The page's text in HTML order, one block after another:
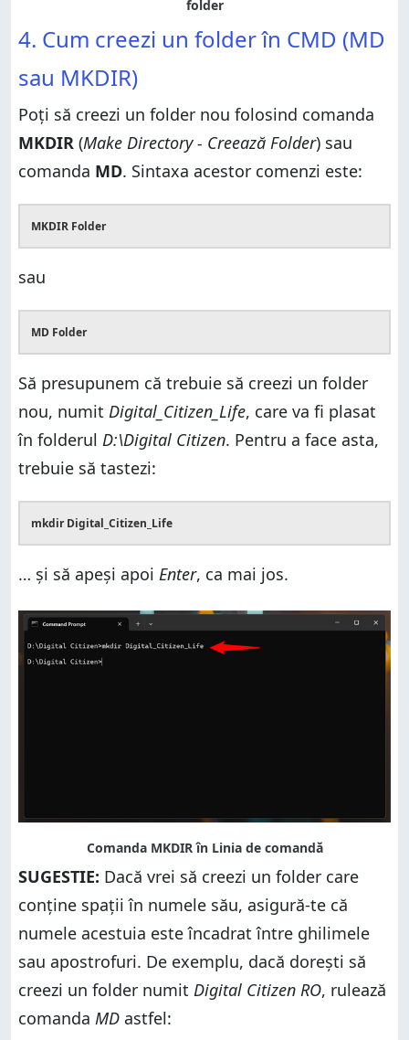
4. Cum creezi un folder în CMD (MD
sau MKDIR)
Poți să creezi un folder nou folosind comanda
MKDIR (Make Directory - Creează Folder) sau
comanda MD. Sintaxa acestor comenzi este:
MKDIR Folder
sau
MD Folder
Să presupunem că trebuie să creezi un folder
nou, numit Digital_Citizen_Life, care va fi plasat
în folderul D:\Digital Citizen. Pentru a face asta,
trebuie să tastezi:
mkdir Digital_Citizen_Life
… și să apeși apoi Enter, ca mai jos.
SUGESTIE: Dacă vrei să creezi un folder care
conține spații în numele său, asigură-te că
numele acestuia este încadrat între ghilimele
sau apostrofuri. De exemplu, dacă dorești să
creezi un folder numit Digital Citizen RO, rulează
comanda MD astfel: